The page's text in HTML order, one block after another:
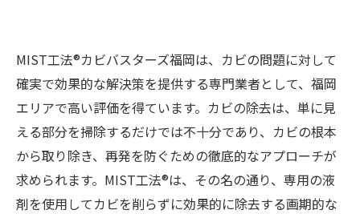
MIST工法®カビバスターズ福岡は、カビの問題に対して
確実で効果的な解決策を提供する専門業者として、福岡
エリアで高い評価を得ています。カビの除去は、単に見
える部分を掃除するだけでは不十分であり、カビの根本
から取り除き、再発を防ぐための徹底的なアプローチが
求められます。MIST工法®は、その名の通り、専用の液
剤を使用してカビを削らずに効果的に除去する画期的な